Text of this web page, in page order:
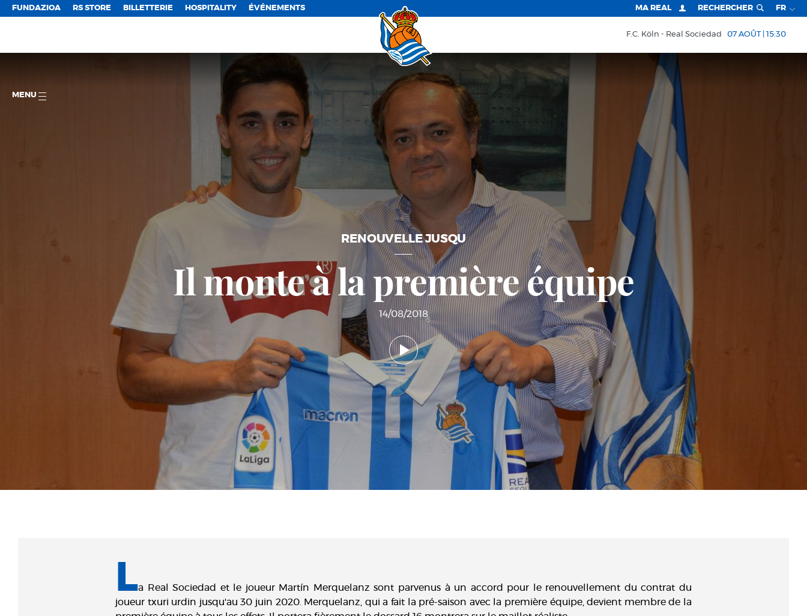
FUNDAZIOA RS STORE BILLETTERIE HOSPITALITY ÉVÉNEMENTS MA REAL RECHERCHER FR
F.C. Köln Real Sociedad 07 AOÛT | 15:30
MENU
RENOUVELLE JUSQU
Il monte à la première équipe
14/08/2018
La Real Sociedad et le joueur Martín Merquelanz sont parvenus à un accord pour le renouvellement du contrat du
joueur txuri urdin jusqu'au 30 juin 2020. Merquelanz, qui a fait la pré-saison avec la première équipe, devient membre de la